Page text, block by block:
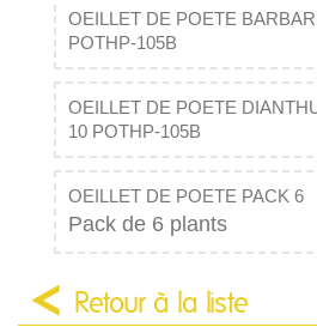
OEILLET DE POETE
POTHP-105B
OEILLET DE POETE
10 POTHP-105B
OEILLET DE POETE PACK 6
Pack de 6 plants
Retour à la liste